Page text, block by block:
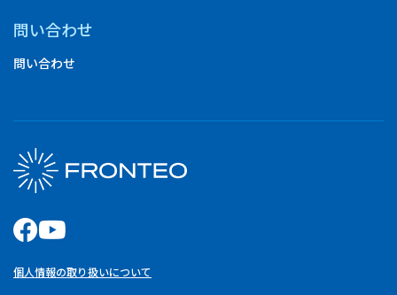
問い合わせ
問い合わせ
個人情報の取り扱いについて